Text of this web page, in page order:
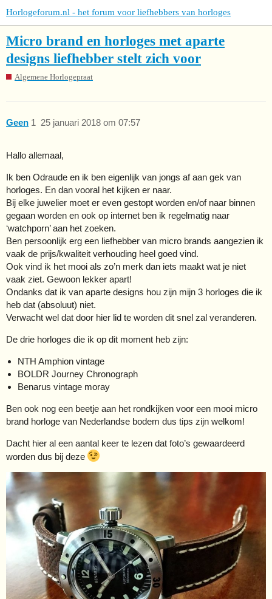
Horlogeforum.nl - het forum voor liefhebbers van horloges
Micro brand en horloges met aparte
designs liefhebber stelt zich voor
Algemene Horlogepraat
Geen 25 januari 2018 om 07:57
1
Hallo allemaal,
Ik ben Odraude en ik ben eigenlijk van jongs af aan gek van
horloges. En dan vooral het kijken er naar.
Bij elke juwelier moet er even gestopt worden en/of naar binnen
gegaan worden en ook op internet ben ik regelmatig naar
‘watchporn’ aan het zoeken.
Ben persoonlijk erg een liefhebber van micro brands aangezien ik
vaak de prijs/kwaliteit verhouding heel goed vind.
Ook vind ik het mooi als zo’n merk dan iets maakt wat je niet
vaak ziet. Gewoon lekker apart!
Ondanks dat ik van aparte designs hou zijn mijn 3 horloges die ik
heb dat (absoluut) niet.
Verwacht wel dat door hier lid te worden dit snel zal veranderen.
De drie horloges die ik op dit moment heb zijn:
NTH Amphion vintage
BOLDR Journey Chronograph
Benarus vintage moray
Ben ook nog een beetje aan het rondkijken voor een mooi micro
brand horloge van Nederlandse bodem dus tips zijn welkom!
Dacht hier al een aantal keer te lezen dat foto’s gewaardeerd
worden dus bij deze